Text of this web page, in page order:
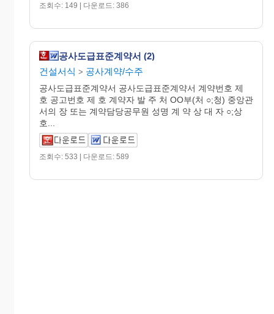
조회수: 149 | 다운로드: 386
공사도급표준계약서 (2)
건설서식 > 공사계약/수주
공사도급표준계약서 공사도급표준계약서 계약번호 제
호 공고번호 제 호 계약자 발 주 처 OO부(처 ○;청) 중앙관
서의 장 또는 계약담당공무원 성명 계 약 상 대 자 ○;상
호...
조회수: 533 | 다운로드: 589